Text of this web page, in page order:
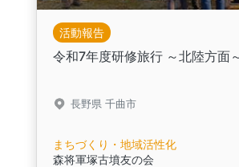
活動報告
令和7年度研修旅行 ～北陸方面
長野県 千曲市
まちづくり・地域活性化
森将軍塚古墳友の会